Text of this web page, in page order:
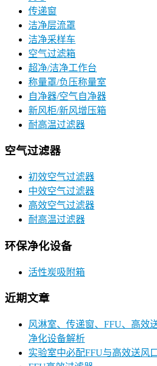
传递窗
洁净层流罩
洁净采样车
空气过滤箱
超净/洁净工作台
称量罩/负压称量室
自净器/空气自净器
新风柜/新风增压箱
耐高温过滤器
空气过滤器
初效空气过滤器
中效空气过滤器
高效空气过滤器
耐高温过滤器
环保净化设备
活性炭吸附箱
近期文章
风淋室、传递窗、FFU、高效
净化设备解析
实验室中必配FFU与高效送风